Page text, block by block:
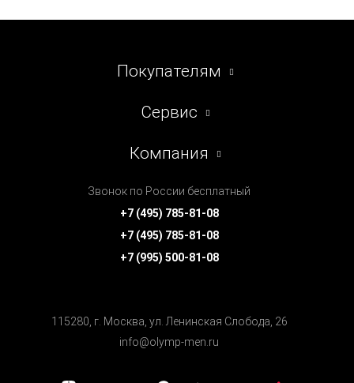
Покупателям
Сервис
Компания
Звонок по России бесплатный
+7 (495) 785-81-08
+7 (495) 785-81-08
+7 (995) 500-81-08
115280, г. Москва, ул. Ленинская Cлобода, 26
info@olymp-men.ru